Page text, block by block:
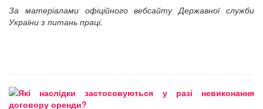
За матеріалами офіційного вебсайту Державної служби
України з питань праці.